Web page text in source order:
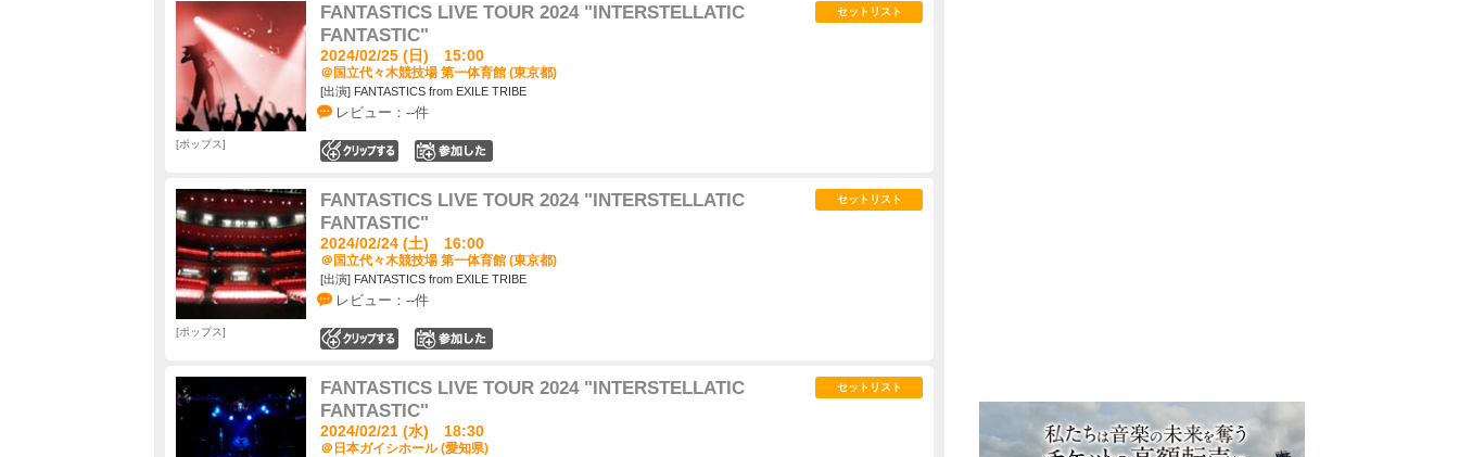
FANTASTICS LIVE TOUR 2024 "INTERSTELLATIC
FANTASTIC"
2024/02/25 (日) 15:00
＠国立代々木競技場 第一体育館 (東京都)
[出演] FANTASTICS from EXILE TRIBE
レビュー：--件
セットリスト
ポップス
FANTASTICS LIVE TOUR 2024 "INTERSTELLATIC
FANTASTIC"
2024/02/24 (土) 16:00
＠国立代々木競技場 第一体育館 (東京都)
[出演] FANTASTICS from EXILE TRIBE
レビュー：--件
セットリスト
ポップス
FANTASTICS LIVE TOUR 2024 "INTERSTELLATIC
FANTASTIC"
2024/02/21 (水) 18:30
＠日本ガイシホール (愛知県)
セットリスト